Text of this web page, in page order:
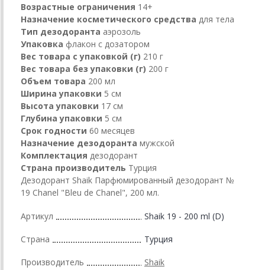
Возрастные ограничения 14+
Назначение косметического средства для тела
Тип дезодоранта аэрозоль
Упаковка флакон с дозатором
Вес товара с упаковкой (г) 210 г
Вес товара без упаковки (г) 200 г
Объем товара 200 мл
Ширина упаковки 5 см
Высота упаковки 17 см
Глубина упаковки 5 см
Срок годности 60 месяцев
Назначение дезодоранта мужской
Комплектация дезодорант
Страна производитель Турция
Дезодорант Shaik Парфюмированный дезодорант №
19 Chanel "Bleu de Chanel", 200 мл.
Артикул Shaik 19 - 200 ml (D)
Страна Турция
Производитель Shaik